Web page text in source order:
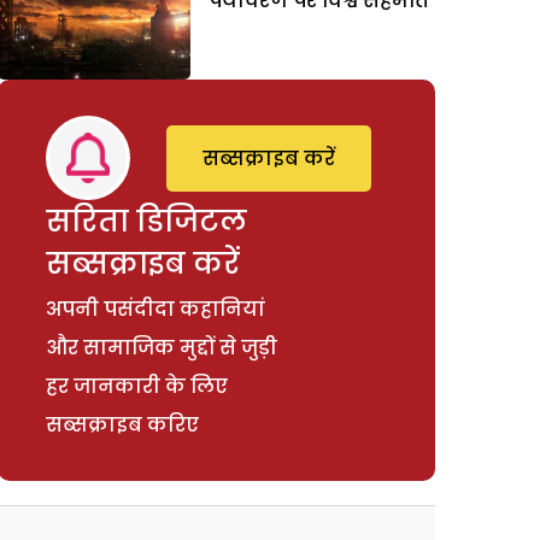
सरिता डिजिटल
सब्सक्राइब करें
अपनी पसंदीदा कहानियां
और सामाजिक मुद्दों से जुड़ी
हर जानकारी के लिए
सब्सक्राइब करिए
सब्सक्राइब करें